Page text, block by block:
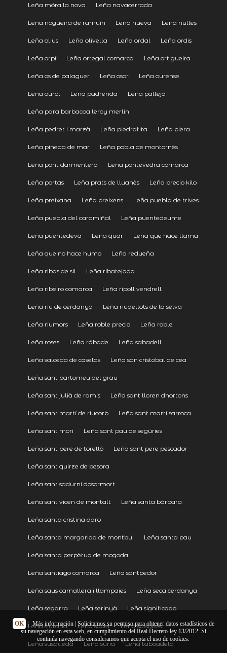
Leña móra la nova Leña navacerrada
Leña nogueira de ramuín Leña nueva Leña nulles
Leña olius Leña olivella Leña ordal Leña ordis
Leña orpí Leña ortegal comarca Leña ortigueira
Leña os de balaguer Leña osor Leña ourense
Leña ourol Leña padrenda Leña pallejà
Leña para barbacoa leroy merlin
Leña pedret i marzà Leña piedrafita Leña piera
Leña pineda de mar Leña pobla de montornès
Leña pont darmentera Leña pontevedra comarca
Leña portas Leña prats de lluanès Leña precio kilo
Leña preixana Leña preixens Leña puebla de trives
Leña puebla del caramiñal Leña puentedeume
Leña puentedeva Leña quar Leña que hace llama
Leña que no hace humo Leña redueña
Leña ribas de sil Leña ribatejada
Leña ribeiro comarca Leña ripoll vendrell
Leña riu de cerdanya Leña riudellots de la selva
Leña riumors Leña roble precio Leña roble
Leña roses Leña rábade Leña sabadell
Leña salceda de caselas Leña san cristobal de cea
Leña sant bartomeu del grau
Leña sant julià de ramis Leña sant lloren dhortons
Leña sant martí de riucorb Leña sant martí sarroca
Leña sant mori Leña sant pau de segúries
Leña sant pere de torelló Leña sant pere pescador
Leña sant quirze de besora
Leña sant sadurní dosormort
Leña sant vicen de montalt Leña santa bàrbara
Leña santa cristina daro
Leña santa margarida de montbui Leña santa pau
Leña santa perpètua de mogoda
Leña santiago comarca Leña santpedor
Leña saus camallera i llampaies Leña seca cerdanya
Leña segarra Leña serinyà Leña significado
Leña siurana Leña sober Leña solsonés
Leña susqueda Leña súria Leña taboadela
OK | Más información| Solicitamos su permiso para obtener datos estadísticos de
su navegación en esta web, en cumplimiento del Real Decreto-ley 13/2012. Si
continúa navegando consideramos que acepta el uso de cookies.